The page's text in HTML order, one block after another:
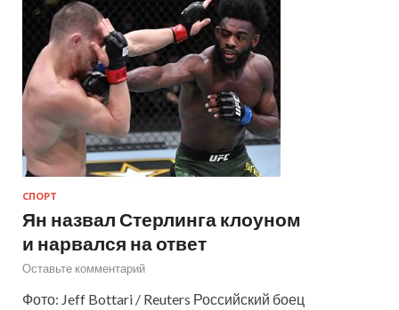
СПОРТ
Ян назвал Стерлинга клоуном
и нарвался на ответ
Оставьте комментарий
Фото: Jeff Bottari / Reuters Российский боец